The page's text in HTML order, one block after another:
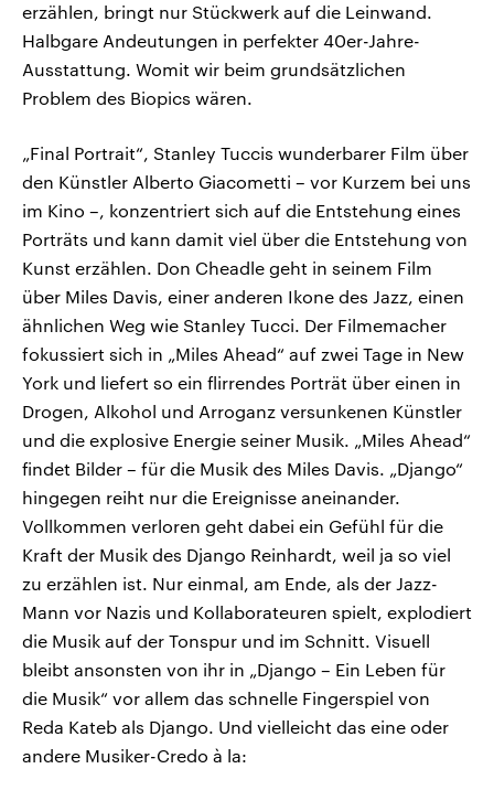
erzählen, bringt nur Stückwerk auf die Leinwand.
Halbgare Andeutungen in perfekter 40er-Jahre-
Ausstattung. Womit wir beim grundsätzlichen
Problem des Biopics wären.
„Final Portrait“, Stanley Tuccis wunderbarer Film über
den Künstler Alberto Giacometti – vor Kurzem bei uns
im Kino –, konzentriert sich auf die Entstehung eines
Porträts und kann damit viel über die Entstehung von
Kunst erzählen. Don Cheadle geht in seinem Film
über Miles Davis, einer anderen Ikone des Jazz, einen
ähnlichen Weg wie Stanley Tucci. Der Filmemacher
fokussiert sich in „Miles Ahead“ auf zwei Tage in New
York und liefert so ein flirrendes Porträt über einen in
Drogen, Alkohol und Arroganz versunkenen Künstler
und die explosive Energie seiner Musik. „Miles Ahead“
findet Bilder – für die Musik des Miles Davis. „Django“
hingegen reiht nur die Ereignisse aneinander.
Vollkommen verloren geht dabei ein Gefühl für die
Kraft der Musik des Django Reinhardt, weil ja so viel
zu erzählen ist. Nur einmal, am Ende, als der Jazz-
Mann vor Nazis und Kollaborateuren spielt, explodiert
die Musik auf der Tonspur und im Schnitt. Visuell
bleibt ansonsten von ihr in „Django – Ein Leben für
die Musik“ vor allem das schnelle Fingerspiel von
Reda Kateb als Django. Und vielleicht das eine oder
andere Musiker-Credo à la: